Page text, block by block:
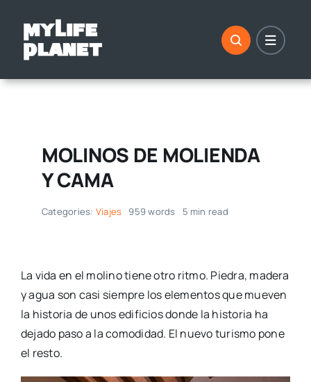
contenido
MOLINOS DE MOLIENDA
Y CAMA
Categories: Viajes 959 words 5 min read
La vida en el molino tiene otro ritmo. Piedra, madera
y agua son casi siempre los elementos que mueven
la historia de unos edificios donde la historia ha
dejado paso a la comodidad. El nuevo turismo pone
el resto.